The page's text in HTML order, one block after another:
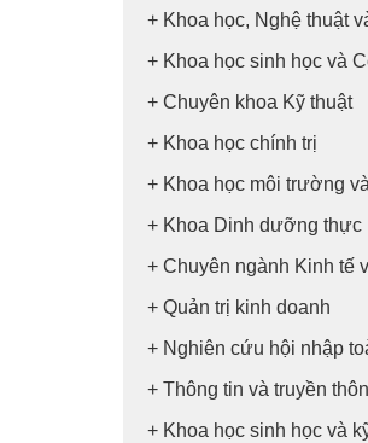
+ Khoa học, Nghệ thuật
+ Khoa học sinh học và
+ Chuyên khoa Kỹ thuật
+ Khoa học chính trị
+ Khoa học môi trường
+ Khoa Dinh dưỡng thực
+ Chuyên ngành Kinh tế
+ Quản trị kinh doanh
+ Nghiên cứu hội nhập
+ Thông tin và truyền
+ Khoa học sinh học và